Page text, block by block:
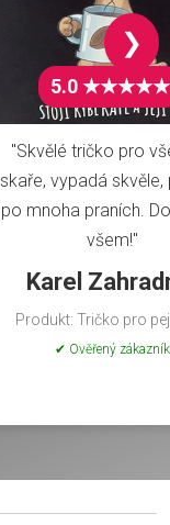
5.0 ★★★★★
"Skvělé tričko pro
vypadá
mnoha praních.
všem!"
Karel
Produkt: Tričko pro
✔ Ověřený zákazník
❯